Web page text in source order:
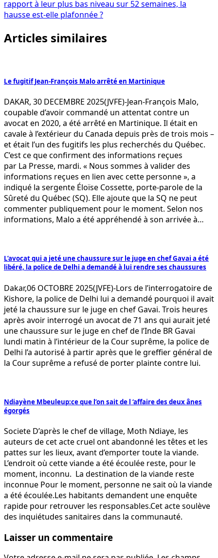
rapport à leur plus bas niveau sur 52 semaines, la
hausse est-elle plafonnée ?
Articles similaires
Le fugitif Jean-François Malo arrêté en Martinique
DAKAR, 30 DECEMBRE 2025(JVFE)-Jean-François Malo,
coupable d’avoir commandé un attentat contre un
avocat en 2020, a été arrêté en Martinique. Il était en
cavale à l’extérieur du Canada depuis près de trois mois –
et était l’un des fugitifs les plus recherchés du Québec.
C’est ce que confirment des informations reçues
par La Presse, mardi. « Nous sommes à valider des
informations reçues en lien avec cette personne », a
indiqué la sergente Éloïse Cossette, porte-parole de la
Sûreté du Québec (SQ). Elle ajoute que la SQ ne peut
commenter publiquement pour le moment. Selon nos
informations, Malo a été appréhendé à son arrivée à…
L’avocat qui a jeté une chaussure sur le juge en chef Gavai a été
libéré, la police de Delhi a demandé à lui rendre ses chaussures
Dakar,06 OCTOBRE 2025(JVFE)-Lors de l’interrogatoire de
Kishore, la police de Delhi lui a demandé pourquoi il avait
jeté la chaussure sur le juge en chef Gavai. Trois heures
après avoir interrogé un avocat de 71 ans qui aurait jeté
une chaussure sur le juge en chef de l’Inde BR Gavai
lundi matin à l’intérieur de la Cour suprême, la police de
Delhi l’a autorisé à partir après que le greffier général de
la Cour suprême a refusé de porter plainte contre lui.
Ndiayène Mbeuleup:ce que l’on sait de l ‘affaire des deux ânes
égorgés
Societe D’après le chef de village, Moth Ndiaye, les
auteurs de cet acte cruel ont abandonné les têtes et les
pattes sur les lieux, avant d’emporter toute la viande.
L’endroit où cette viande a été écoulée reste, pour le
moment, inconnu. La destination de la viande reste
inconnue Pour le moment, personne ne sait où la viande
a été écoulée.Les habitants demandent une enquête
rapide pour retrouver les responsables.Cet acte soulève
des inquiétudes sanitaires dans la communauté.
Laisser un commentaire